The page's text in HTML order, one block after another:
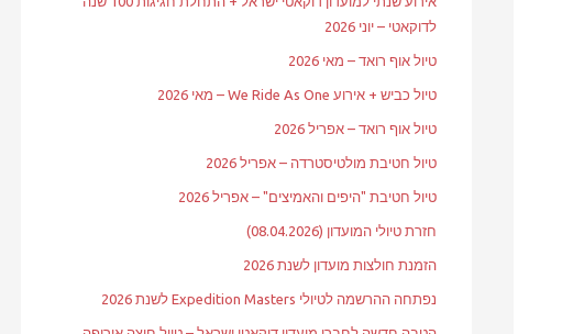
לדוקאטי – יוני 2026
טיול אוף רואד – מאי 2026
טיול כביש + אירוע We Ride As One – מאי 2026
טיול אוף רואד – אפריל 2026
טיול חטיבת מולטיסטרדה – אפריל 2026
טיול חטיבת "היפים והאמיצים" – אפריל 2026
חזרת טיולי המועדון (08.04.2026)
הזמנת חולצות מועדון לשנת 2026
נפתחה ההרשמה לטיולי Expedition Masters לשנת 2026